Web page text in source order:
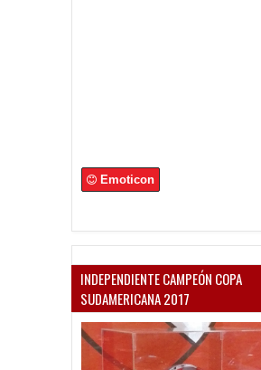
Emoticon
INDEPENDIENTE CAMPEÓN COPA
SUDAMERICANA 2017